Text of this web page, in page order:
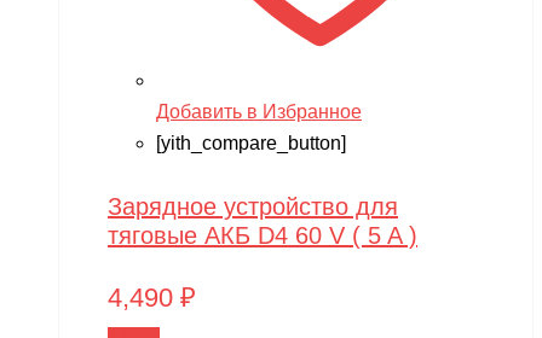
Добавить в Избранное
[yith_compare_button]
Зарядное устройство для
тяговые АКБ D4 60 V ( 5 A )
4,490 ₽